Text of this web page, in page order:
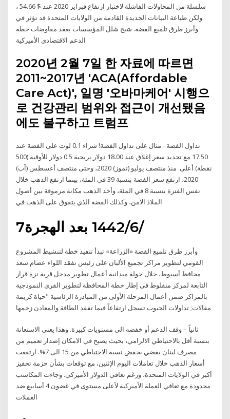
سلسلة من المحاولات الفاشلة لاختبار ارتفاع فبراير 2020 عند $ 54.66 ،
ولكن طباعة البيانات الجديدة القادمة من الولايات المتحدة قد تؤثر في
وأبرز طرق تلميع الفضة. شبح شلل المؤسسات يعقد مفاوضات خطة
الدعم الاقتصادي الأميركية
2020년 2월 7일 한 자료에 따르면
2011~2017년 'ACA(Affordable
Care Act)', 일명 '오바마케어' 시행으
로 건강관리 범위와 접근이 개선됐음
에도 불구하고 트럼프
تداول الفضة - مثال على تداول الفضة! شراء 0.1 لوت على الفضة عند
17.50 مع تحديد سعر إغلاق عند 18.00 دولار بربحية 0.5 دولار للأوقية (500
نقطة) أعلى. منذ منتصف يوليو (تموز) 2020، وحتى منتصف أغسطس (آب)
2020، ارتفع سعر الفضة بنسبة 39 في المئة، بينما ارتفع الذهب خلال
نفس الفترة بنسبة 8 في المئة، وأخذ الذهب مكانة مرموقة بين أصول
الملاذ الآمن، وكذلك الفضة الذي يتفوق على الذهب في
7‏‏/6‏‏/1442 بعد الهجرة
وأبرز طرق تلميع الفضة «الزراعة» تبدأ تنفيذ خطة لتنشيط المشروع
القومي لتطوير مراكز تجميع الألبان على رئيس تفقد اللواء عصام سعد
محافظ أسيوط، خلال جولة ميدانية أعمال تطوير مدخل قرية نزة قرار
التابعة لمركز منفلوط فى إطار خطة المحافظة لتطوير القرى النموذجية
بالمراكز ضمن أعمال المرحلة الأولى من المبادرة الرئاسية "حياة كريمة
مقالات; تداولات الحبوب تسجل ارتفاعاً فيما تفقد الطاقة والمعادن زخمها
ثانياً – وقف الدعم أو خفضه الى مستويات كبيرة. وهذا يعني الاستعانة
بنسبة أقل بالاحتياطي الالزامي، بحيث يصبح في الامكان إصدار تعميم من
مصرف لبنان يقضي بخفض نسبة الاحتياطي من 15 الى 7%. ارتفعت
أسعار الذهب خلال تعاملات اليوم الإثنين، مع توقعات بشأن حزمة تحفيز
أكبر في الولايات المتحدة، ورغم تعافي الدولار الأميركي. وجاءت المكاسب
محدودة مع تعافي العملة الأميركية لأعلى مستوى في غضون 4 أسابيع ضد
العملات